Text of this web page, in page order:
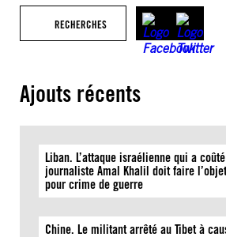
RECHERCHES
Ajouts récents
Liban. L’attaque israélienne qui a
journaliste Amal Khalil doit faire
pour crime de guerre
Chine. Le militant arrêté au Tibet à